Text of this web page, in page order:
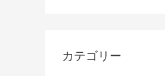
カテゴリー